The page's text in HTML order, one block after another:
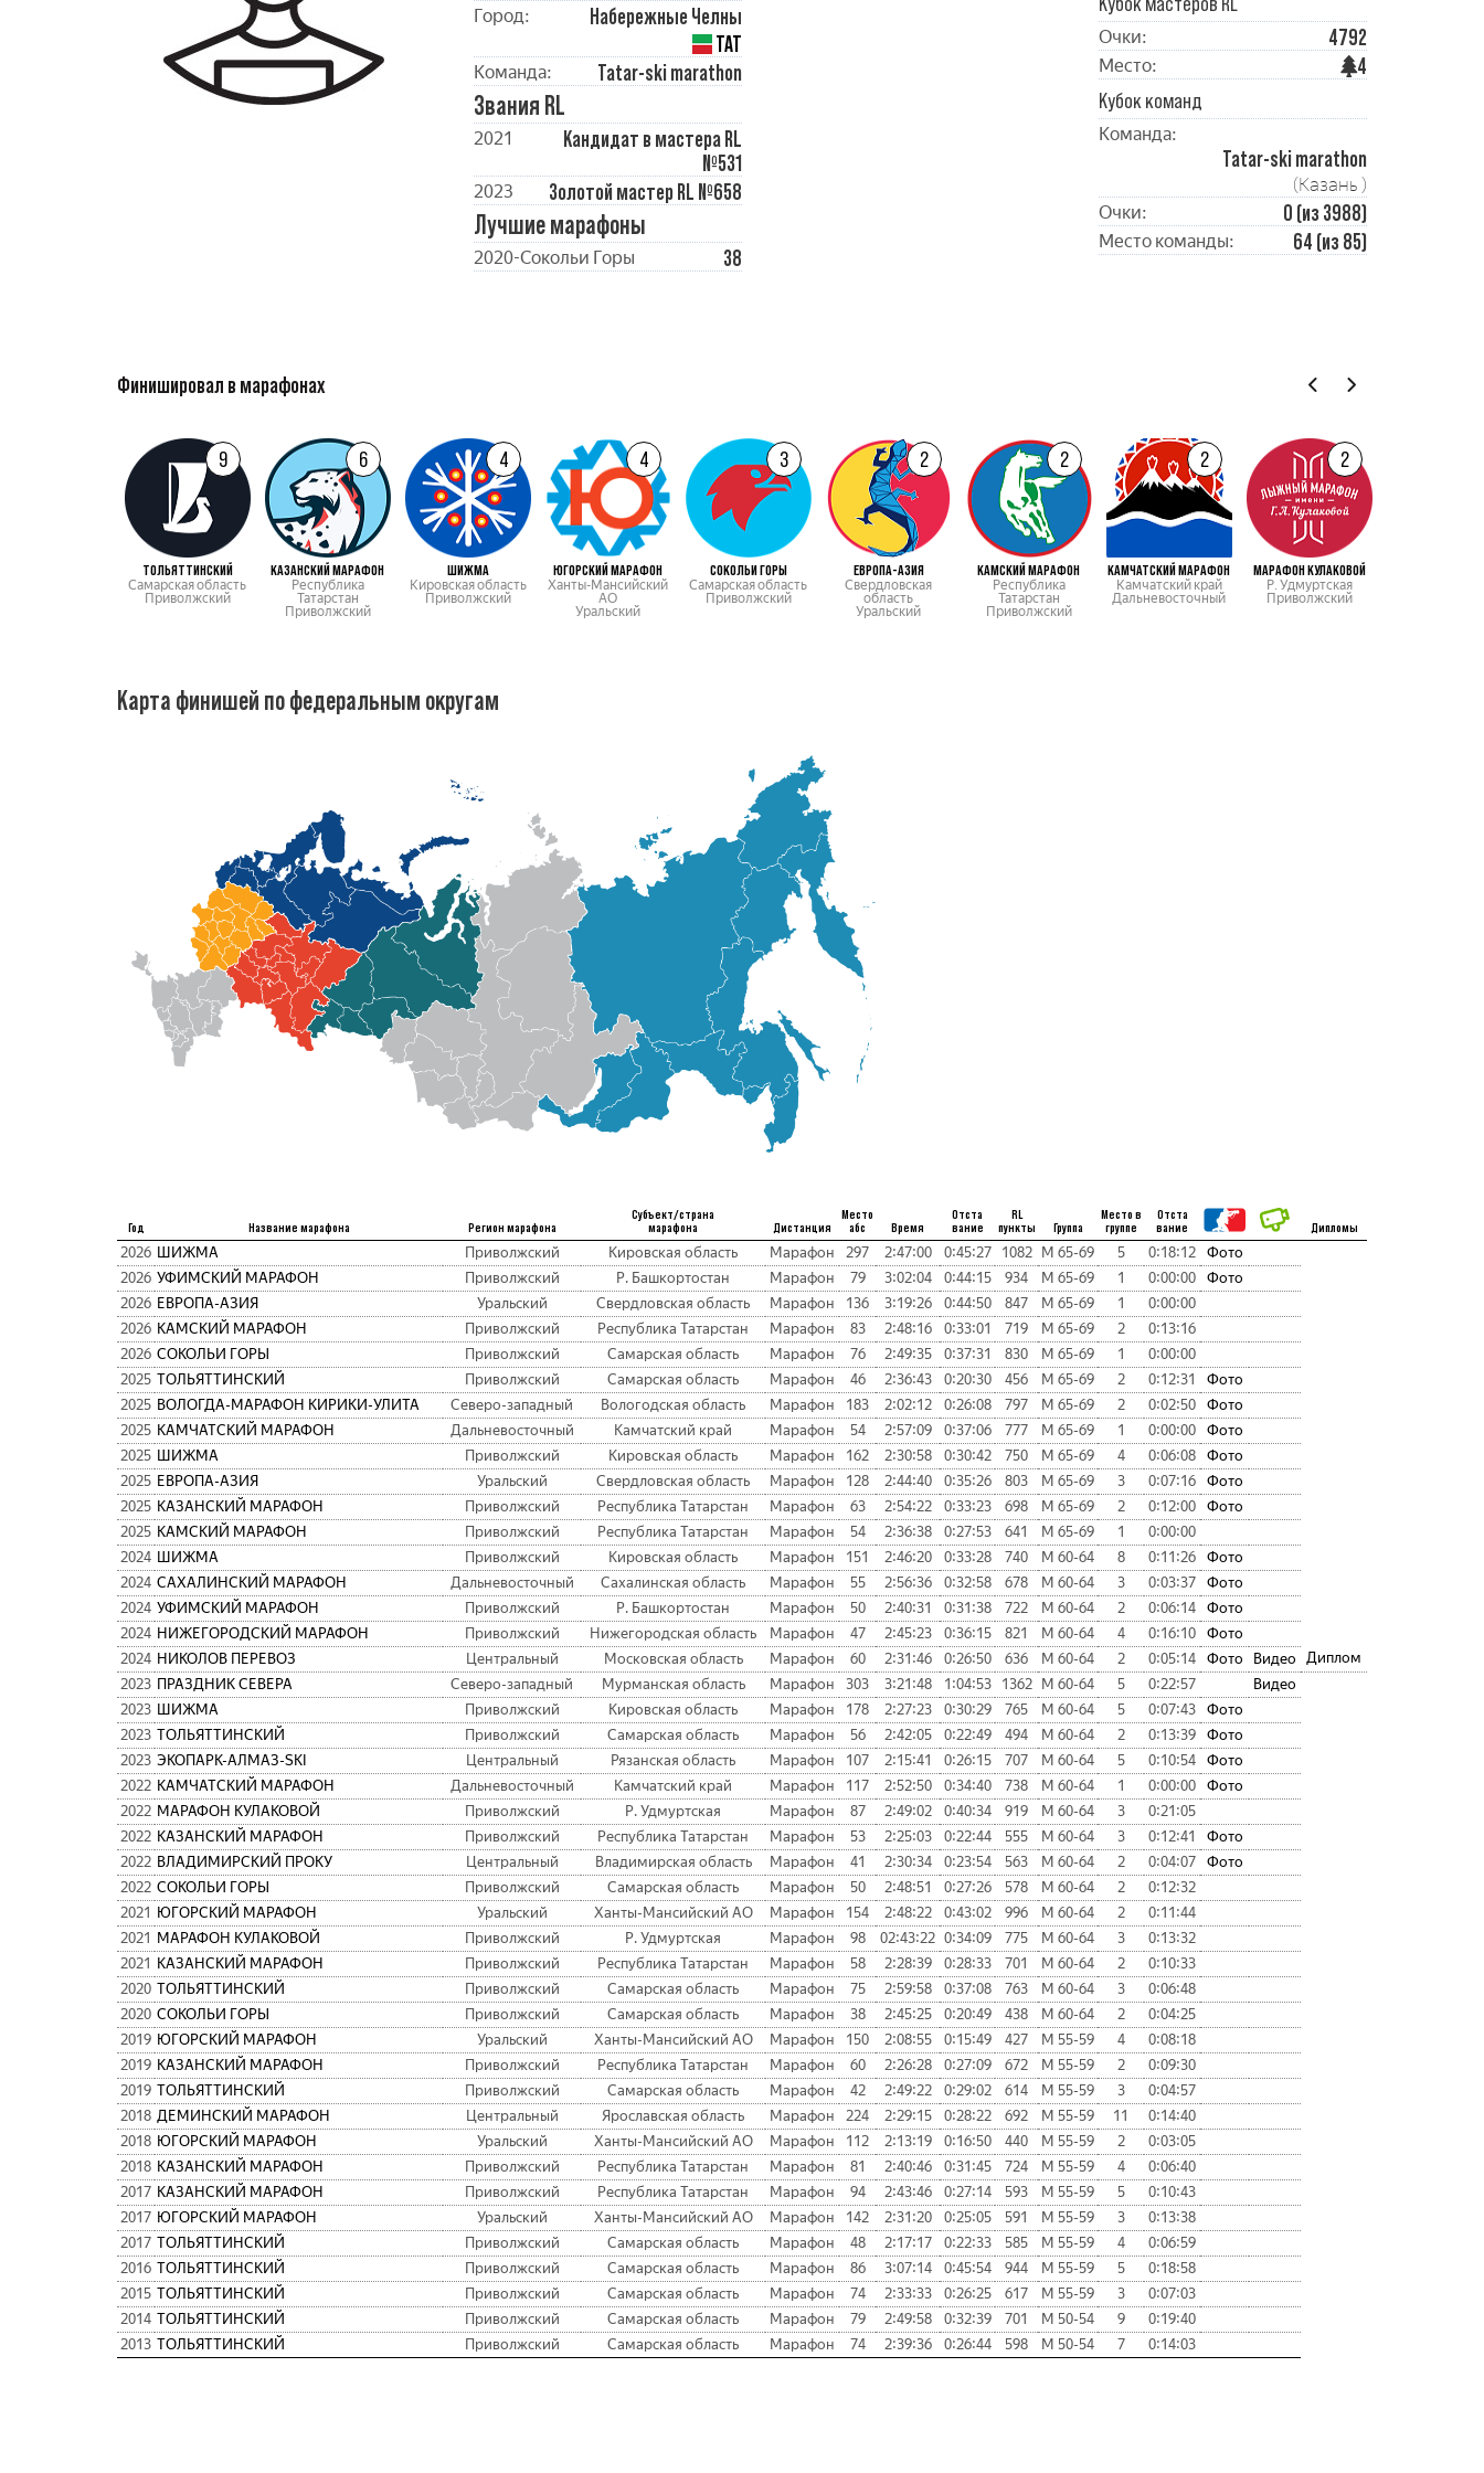
Город:
Набережные Челны
ТАТ
Команда: Tatar-ski marathon
Звания RL
2021
Кандидат в мастера RL
№531
2023 Золотой мастер RL №658
Лучшие марафоны
2020-Сокольи Горы 38
Очки: 4792
Место:
4
Кубок команд
Команда:
Tatar-ski marathon
(Казань )
Очки: 0 (из 3988)
Место команды: 64 (из 85)
Финишировал в марафонах
9
ТОЛЬЯТТИНСКИЙ
Самарская область
Приволжский
6
КАЗАНСКИЙ МАРАФОН
Республика
Татарстан
Приволжский
4
ШИЖМА
Кировская область
Приволжский
4
ЮГОРСКИЙ МАРАФОН
Ханты-Мансийский
АО
Уральский
3
СОКОЛЬИ ГОРЫ
Самарская область
Приволжский
2
ЕВРОПА-АЗИЯ
Свердловская
область
Уральский
2
КАМСКИЙ МАРАФОН
Республика
Татарстан
Приволжский
2
КАМЧАТСКИЙ МАРАФОН
Камчатский край
Дальневосточный
2
МАРАФОН КУЛАКОВОЙ
Р. Удмуртская
Приволжский
Карта финишей по федеральным округам
Год Название марафона Регион марафона
Субъект/страна
марафона
Дистанция
Место
абс
Время
Отста
вание
RL
пункты
Группа
Место в
группе
Отста
вание
Дипломы
2026 ШИЖМА Приволжский Кировская область Марафон 297 2:47:00 0:45:27 1082 М 65-69 5 0:18:12
Фото
2026 УФИМСКИЙ МАРАФОН Приволжский Р. Башкортостан Марафон 79 3:02:04 0:44:15 934 М 65-69 1 0:00:00
Фото
2026 ЕВРОПА-АЗИЯ Уральский Свердловская область Марафон 136 3:19:26 0:44:50 847 М 65-69 1
0:00:00
2026 КАМСКИЙ МАРАФОН Приволжский Республика Татарстан Марафон 83 2:48:16 0:33:01 719 М 65-69 2
0:13:16
2026 СОКОЛЬИ ГОРЫ Приволжский Самарская область Марафон 76 2:49:35 0:37:31 830 М 65-69 1
0:00:00
2025 ТОЛЬЯТТИНСКИЙ Приволжский Самарская область Марафон 46 2:36:43 0:20:30 456 М 65-69 2 0:12:31
Фото
2025 ВОЛОГДА-МАРАФОН КИРИКИ-УЛИТА Северо-западный Вологодская область Марафон 183 2:02:12 0:26:08 797 М 65-69 2 0:02:50
Фото
2025 КАМЧАТСКИЙ МАРАФОН Дальневосточный Камчатский край Марафон 54 2:57:09 0:37:06 777 М 65-69 1 0:00:00
Фото
2025 ШИЖМА Приволжский Кировская область Марафон 162 2:30:58 0:30:42 750 М 65-69 4 0:06:08
Фото
2025 ЕВРОПА-АЗИЯ Уральский Свердловская область Марафон 128 2:44:40 0:35:26 803 М 65-69 3 0:07:16
Фото
2025 КАЗАНСКИЙ МАРАФОН Приволжский Республика Татарстан Марафон 63 2:54:22 0:33:23 698 М 65-69 2 0:12:00
Фото
2025 КАМСКИЙ МАРАФОН Приволжский Республика Татарстан Марафон 54 2:36:38 0:27:53 641 М 65-69 1
0:00:00
2024 ШИЖМА Приволжский Кировская область Марафон 151 2:46:20 0:33:28 740 М 60-64 8 0:11:26
Фото
2024 САХАЛИНСКИЙ МАРАФОН Дальневосточный Сахалинская область Марафон 55 2:56:36 0:32:58 678 М 60-64 3 0:03:37
Фото
2024 УФИМСКИЙ МАРАФОН Приволжский Р. Башкортостан Марафон 50 2:40:31 0:31:38 722 М 60-64 2 0:06:14
Фото
2024 НИЖЕГОРОДСКИЙ МАРАФОН Приволжский Нижегородская область Марафон 47 2:45:23 0:36:15 821 М 60-64 4 0:16:10
Фото
2024 НИКОЛОВ ПЕРЕВОЗ Центральный Московская область Марафон 60 2:31:46 0:26:50 636 М 60-64 2 0:05:14 Фото Видео
Диплом
2023 ПРАЗДНИК СЕВЕРА Северо-западный Мурманская область Марафон 303 3:21:48 1:04:53 1362 М 60-64 5 0:22:57
Видео
2023 ШИЖМА Приволжский Кировская область Марафон 178 2:27:23 0:30:29 765 М 60-64 5 0:07:43
Фото
2023 ТОЛЬЯТТИНСКИЙ Приволжский Самарская область Марафон 56 2:42:05 0:22:49 494 М 60-64 2 0:13:39
Фото
2023 ЭКОПАРК-АЛМАЗ-SKI Центральный Рязанская область Марафон 107 2:15:41 0:26:15 707 М 60-64 5 0:10:54
Фото
2022 КАМЧАТСКИЙ МАРАФОН Дальневосточный Камчатский край Марафон 117 2:52:50 0:34:40 738 М 60-64 1 0:00:00
Фото
2022 МАРАФОН КУЛАКОВОЙ Приволжский Р. Удмуртская Марафон 87 2:49:02 0:40:34 919 М 60-64 3
0:21:05
2022 КАЗАНСКИЙ МАРАФОН Приволжский Республика Татарстан Марафон 53 2:25:03 0:22:44 555 М 60-64 3 0:12:41
Фото
2022 ВЛАДИМИРСКИЙ ПРОКУ Центральный Владимирская область Марафон 41 2:30:34 0:23:54 563 М 60-64 2 0:04:07
Фото
2022 СОКОЛЬИ ГОРЫ Приволжский Самарская область Марафон 50 2:48:51 0:27:26 578 М 60-64 2
0:12:32
2021
ЮГОРСКИЙ МАРАФОН Уральский Ханты-Мансийский АО Марафон 154 2:48:22 0:43:02 996 М 60-64 2
0:11:44
2021
МАРАФОН КУЛАКОВОЙ Приволжский Р. Удмуртская Марафон 98 02:43:22 0:34:09 775 М 60-64 3
0:13:32
2021
КАЗАНСКИЙ МАРАФОН Приволжский Республика Татарстан Марафон 58 2:28:39 0:28:33 701 М 60-64 2
0:10:33
2020 ТОЛЬЯТТИНСКИЙ Приволжский Самарская область Марафон 75 2:59:58 0:37:08 763 М 60-64 3
0:06:48
2020 СОКОЛЬИ ГОРЫ Приволжский Самарская область Марафон 38 2:45:25 0:20:49 438 М 60-64 2
0:04:25
2019 ЮГОРСКИЙ МАРАФОН Уральский Ханты-Мансийский АО Марафон 150 2:08:55 0:15:49 427 М 55-59 4
0:08:18
2019 КАЗАНСКИЙ МАРАФОН Приволжский Республика Татарстан Марафон 60 2:26:28 0:27:09 672 М 55-59 2
0:09:30
2019 ТОЛЬЯТТИНСКИЙ Приволжский Самарская область Марафон 42 2:49:22 0:29:02 614 М 55-59 3
0:04:57
2018 ДЕМИНСКИЙ МАРАФОН Центральный Ярославская область Марафон 224 2:29:15 0:28:22 692 М 55-59 11
0:14:40
2018 ЮГОРСКИЙ МАРАФОН Уральский Ханты-Мансийский АО Марафон 112 2:13:19 0:16:50 440 М 55-59 2
0:03:05
2018 КАЗАНСКИЙ МАРАФОН Приволжский Республика Татарстан Марафон 81 2:40:46 0:31:45 724 М 55-59 4
0:06:40
2017 КАЗАНСКИЙ МАРАФОН Приволжский Республика Татарстан Марафон 94 2:43:46 0:27:14 593 М 55-59 5
0:10:43
2017 ЮГОРСКИЙ МАРАФОН Уральский Ханты-Мансийский АО Марафон 142 2:31:20 0:25:05 591 М 55-59 3
0:13:38
2017 ТОЛЬЯТТИНСКИЙ Приволжский Самарская область Марафон 48 2:17:17 0:22:33 585 М 55-59 4
0:06:59
2016 ТОЛЬЯТТИНСКИЙ Приволжский Самарская область Марафон 86 3:07:14 0:45:54 944 М 55-59 5
0:18:58
2015 ТОЛЬЯТТИНСКИЙ Приволжский Самарская область Марафон 74 2:33:33 0:26:25 617 М 55-59 3
0:07:03
2014 ТОЛЬЯТТИНСКИЙ Приволжский Самарская область Марафон 79 2:49:58 0:32:39 701 М 50-54 9
0:19:40
2013 ТОЛЬЯТТИНСКИЙ Приволжский Самарская область Марафон 74 2:39:36 0:26:44 598 М 50-54 7 0:14:03